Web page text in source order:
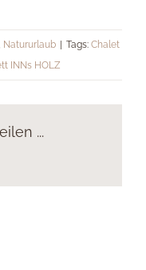
Natururlaub | Tags: Chalet
INNs HOLZ
...